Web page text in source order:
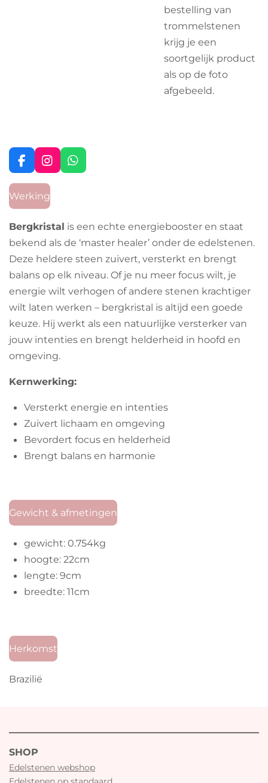
bestelling van
trommelstenen
krijg je een
soortgelijk product
als op de foto
afgebeeld.
F
a
e
b
o
o
k
I
n
s
t
a
g
r
a
m
W
h
A
p
p
Werking
Bergkristal is een echte energiebooster en staat
bekend als de ‘master healer’ onder de edelstenen.
Deze heldere steen zuivert, versterkt en brengt
balans op elk niveau. Of je nu meer focus wilt, je
energie wilt verhogen of andere stenen krachtiger
wilt laten werken – bergkristal is altijd een goede
keuze. Hij werkt als een natuurlijke versterker van
jouw intenties en brengt helderheid in hoofd en
omgeving.
Kernwerking:
Versterkt energie en intenties
Zuivert lichaam en omgeving
Bevordert focus en helderheid
Brengt balans en harmonie
Gewicht & afmetingen
gewicht: 0.754kg
hoogte: 22cm
lengte: 9cm
breedte: 11cm
Herkomst
Brazilië
SHOP
Edelstenen webshop